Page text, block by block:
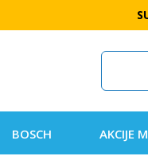
Search
BOSCH AKCIJE